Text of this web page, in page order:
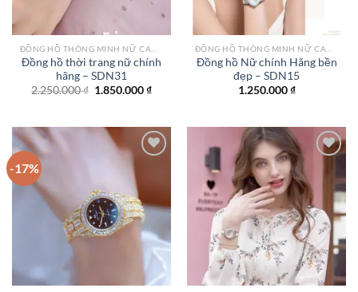
Đồng hồ thời trang nữ chính
hãng – SDN31
2.250.000₫ Giá
1.850.000₫Giá
1.850.000 ₫.
Đồng hồ Nữ chính Hãng bền
đẹp – SDN15
1.250.000₫
-17%
Add to
wishlist
Add to
wishlist